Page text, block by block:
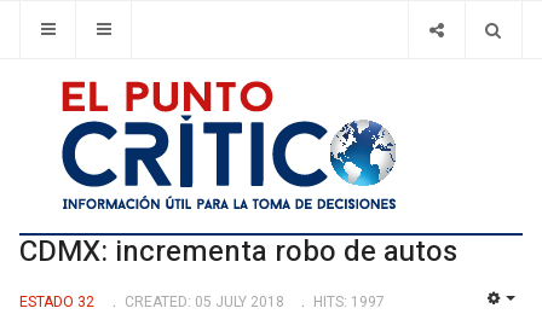
CDMX: incrementa robo de autos
ESTADO 32 CREATED: 05 JULY 2018 HITS: 1997